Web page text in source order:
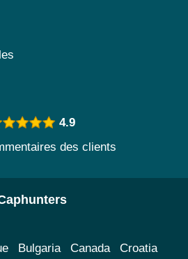
4.9
des clients
Bulgaria Canada Croatia